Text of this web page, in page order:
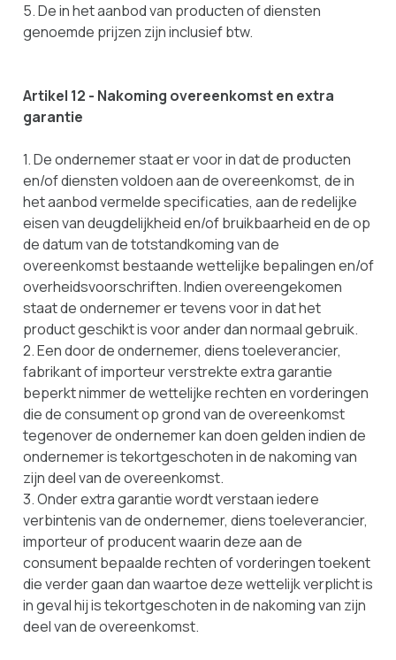
5. De in het aanbod van producten of diensten
genoemde prijzen zijn inclusief btw.
Artikel 12 - Nakoming overeenkomst en extra
garantie
1. De ondernemer staat er voor in dat de producten
en/of diensten voldoen aan de overeenkomst, de in
het aanbod vermelde specificaties, aan de redelijke
eisen van deugdelijkheid en/of bruikbaarheid en de op
de datum van de totstandkoming van de
overeenkomst bestaande wettelijke bepalingen en/of
overheidsvoorschriften. Indien overeengekomen
staat de ondernemer er tevens voor in dat het
product geschikt is voor ander dan normaal gebruik.
2. Een door de ondernemer, diens toeleverancier,
fabrikant of importeur verstrekte extra garantie
beperkt nimmer de wettelijke rechten en vorderingen
die de consument op grond van de overeenkomst
tegenover de ondernemer kan doen gelden indien de
ondernemer is tekortgeschoten in de nakoming van
zijn deel van de overeenkomst.
3. Onder extra garantie wordt verstaan iedere
verbintenis van de ondernemer, diens toeleverancier,
importeur of producent waarin deze aan de
consument bepaalde rechten of vorderingen toekent
die verder gaan dan waartoe deze wettelijk verplicht is
in geval hij is tekortgeschoten in de nakoming van zijn
deel van de overeenkomst.